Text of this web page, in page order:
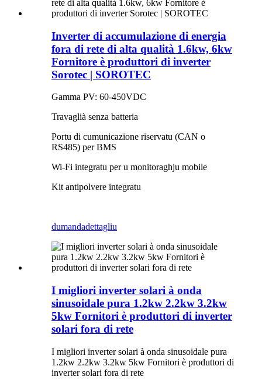
Inverter di accumulazione di energia
fora di rete di alta qualità 1.6kw, 6kw
Fornitore è produttori di inverter
Sorotec | SOROTEC
Gamma PV: 60-450VDC
Travaglià senza batteria
Portu di cumunicazione riservatu (CAN o
RS485) per BMS
Wi-Fi integratu per u monitoraghju mobile
Kit antipolvere integratu
dumandadettagliu
I migliori inverter solari à onda
sinusoidale pura 1.2kw 2.2kw 3.2kw
5kw Fornitori è produttori di inverter
solari fora di rete
I migliori inverter solari à onda sinusoidale pura
1.2kw 2.2kw 3.2kw 5kw Fornitori è produttori di
inverter solari fora di rete